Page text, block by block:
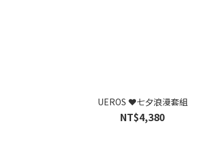
UEROS ❤️七夕浪漫套組
NT$4,380